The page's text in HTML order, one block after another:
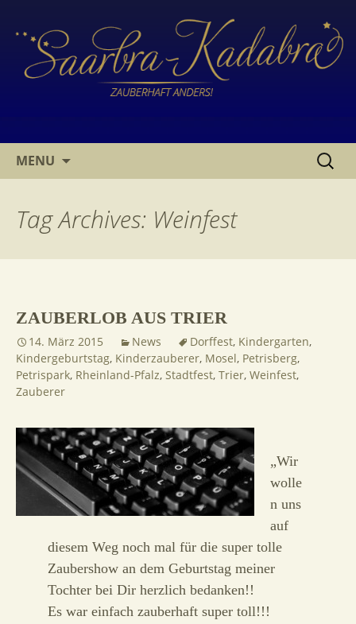
MENU
NACH:
Tag Archives: Weinfest
ZAUBERLOB AUS TRIER
14. März 2015 News Dorffest, Kindergarten,
Kindergeburtstag, Kinderzauberer, Mosel, Petrisberg,
Petrispark, Rheinland-Pfalz, Stadtfest, Trier, Weinfest,
Zauberer
„Wir
wolle
n uns
auf
diesem Weg noch mal für die super tolle
Zaubershow an dem Geburtstag meiner
Tochter bei Dir herzlich bedanken!!
Es war einfach zauberhaft super toll!!!